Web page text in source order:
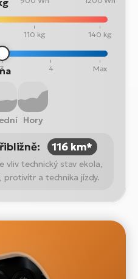
110 kg 140 kg
3 4 Max
Hory
116 km*
vliv technický stav ekola,
a technika jízdy.